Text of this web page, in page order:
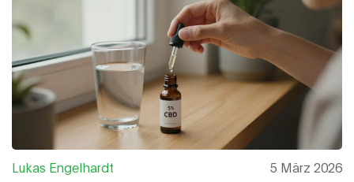
Lukas Engelhardt 5 März 2026